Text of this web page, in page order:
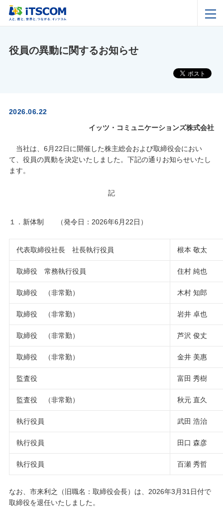
役員の異動に関するお知らせ
2026.06.22
イッツ・コミュニケーションズ株式会社
当社は、6月22日に開催した株主総会および取締役会におい
て、役員の異動を決定いたしました。下記の通りお知らせいたし
ます。
記
１．新体制 （発令日：2026年6月22日）
代表取締役社長 社長執行役員 根本 敬太
取締役 常務執行役員 住村 純也
取締役 （非常勤） 木村 知郎
取締役 （非常勤） 岩井 卓也
取締役 （非常勤） 芦沢 俊丈
取締役 （非常勤） 金井 美惠
監査役 富田 秀樹
監査役 （非常勤） 秋元 直久
執行役員 武田 浩治
執行役員 田口 森彦
執行役員 百瀬 秀哲
なお、市来利之（旧職名：取締役会長）は、2026年3月31日付で
取締役を退任いたしました。